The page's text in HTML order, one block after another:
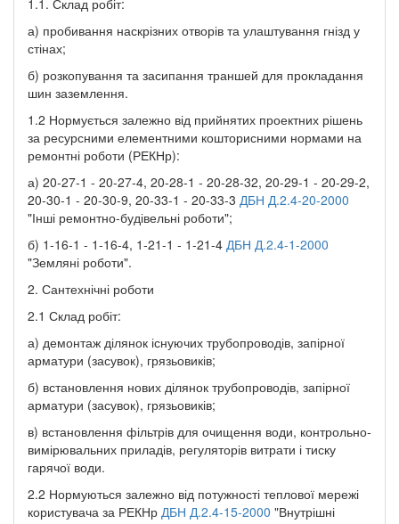
а) пробивання наскрізних отворів та улаштування гнізд у
стінах;
б) розкопування та засипання траншей для прокладання
шин заземлення.
1.2 Нормується залежно від прийнятих проектних рішень
за ресурсними елементними кошторисними нормами на
ремонтні роботи (РЕКНр):
а) 20-27-1 - 20-27-4, 20-28-1 - 20-28-32, 20-29-1 - 20-29-2,
20-30-1 - 20-30-9, 20-33-1 - 20-33-3 ДБН Д.2.4-20-2000
"Інші ремонтно-будівельні роботи";
б) 1-16-1 - 1-16-4, 1-21-1 - 1-21-4 ДБН Д.2.4-1-2000
"Земляні роботи".
2. Сантехнічні роботи
2.1 Склад робіт:
а) демонтаж ділянок існуючих трубопроводів, запірної
арматури (засувок), грязьовиків;
б) встановлення нових ділянок трубопроводів, запірної
арматури (засувок), грязьовиків;
в) встановлення фільтрів для очищення води, контрольно-
вимірювальних приладів, регуляторів витрати і тиску
гарячої води.
2.2 Нормуються залежно від потужності теплової мережі
користувача за РЕКНр ДБН Д.2.4-15-2000 "Внутрішні